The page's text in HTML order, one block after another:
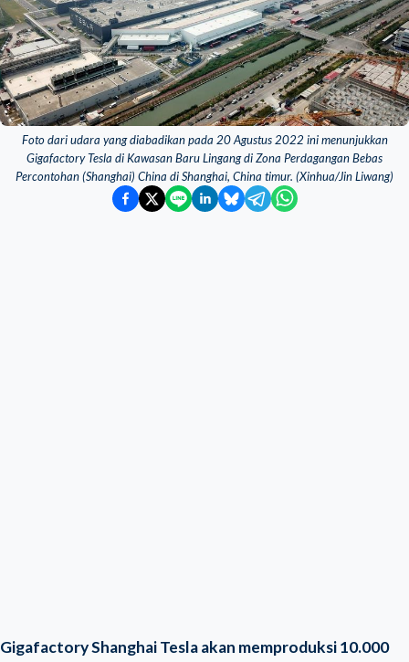
Foto dari udara yang diabadikan pada 20 Agustus 2022 ini menunjukkan
Gigafactory Tesla di Kawasan Baru Lingang di Zona Perdagangan Bebas
Percontohan (Shanghai) China di Shanghai, China timur. (Xinhua/Jin Liwang)
Gigafactory Shanghai Tesla akan memproduksi 10.000